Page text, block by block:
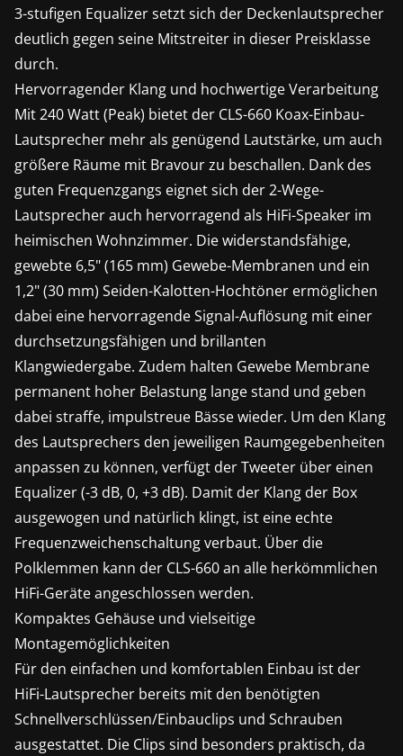
3-stufigen Equalizer setzt sich der Deckenlautsprecher
deutlich gegen seine Mitstreiter in dieser Preisklasse
durch.
Hervorragender Klang und hochwertige Verarbeitung
Mit 240 Watt (Peak) bietet der CLS-660 Koax-Einbau-
Lautsprecher mehr als genügend Lautstärke, um auch
größere Räume mit Bravour zu beschallen. Dank des
guten Frequenzgangs eignet sich der 2-Wege-
Lautsprecher auch hervorragend als HiFi-Speaker im
heimischen Wohnzimmer. Die widerstandsfähige,
gewebte 6,5" (165 mm) Gewebe-Membranen und ein
1,2" (30 mm) Seiden-Kalotten-Hochtöner ermöglichen
dabei eine hervorragende Signal-Auflösung mit einer
durchsetzungsfähigen und brillanten
Klangwiedergabe. Zudem halten Gewebe Membrane
permanent hoher Belastung lange stand und geben
dabei straffe, impulstreue Bässe wieder. Um den Klang
des Lautsprechers den jeweiligen Raumgegebenheiten
anpassen zu können, verfügt der Tweeter über einen
Equalizer (-3 dB, 0, +3 dB). Damit der Klang der Box
ausgewogen und natürlich klingt, ist eine echte
Frequenzweichenschaltung verbaut. Über die
Polklemmen kann der CLS-660 an alle herkömmlichen
HiFi-Geräte angeschlossen werden.
Kompaktes Gehäuse und vielseitige
Montagemöglichkeiten
Für den einfachen und komfortablen Einbau ist der
HiFi-Lautsprecher bereits mit den benötigten
Schnellverschlüssen/Einbauclips und Schrauben
ausgestattet. Die Clips sind besonders praktisch, da